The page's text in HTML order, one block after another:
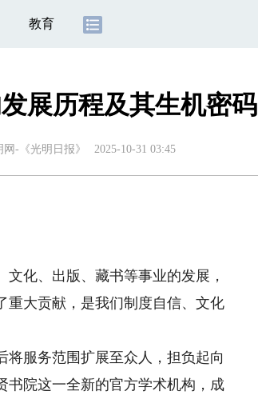
教育
展历程及其生机密码
网-《光明日报》 2025-10-31 03:45
化、出版、藏书等事业的发展，
重大贡献，是我们制度自信、文化
服务范围扩展至众人，担负起向
书院这一全新的官方学术机构，成